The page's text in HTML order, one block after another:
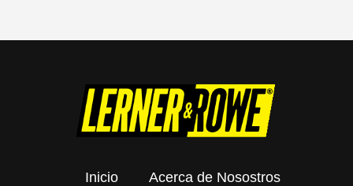
Inicio Acerca de Nosostros